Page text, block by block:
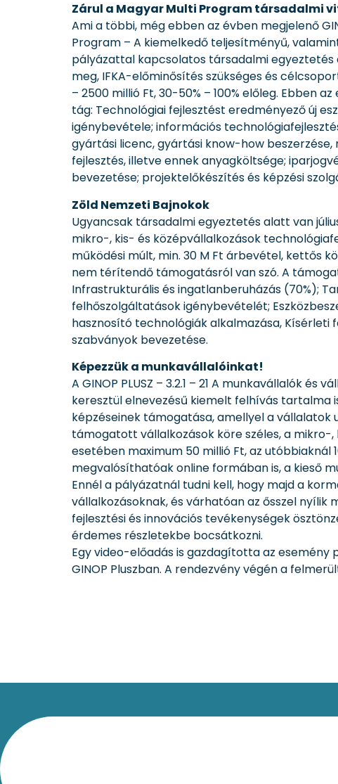
Zárul a Magyar Multi Program társadalmi
Ami a többi, még ebben az évben megjelenő
Program – A kiemelkedő teljesítményű,
pályázattal kapcsolatos társadalmi egyeztetés
meg, IFKA-előminősítés szükséges és
– 2500 millió Ft, 30-50% – 100% előleg. Ebben
tág: Technológiai fejlesztést eredményező új
igénybevétele; információs
gyártási licenc, gyártási know-how
fejlesztés, illetve ennek anyagköltsége;
bevezetése; projektelőkészítés és képzési
Zöld Nemzeti Bajnokok
Ugyancsak társadalmi egyeztetés alatt van július
mikro-, kis- és középvállalkozások
működési múlt, min. 30 M Ft árbevétel, kettős
nem térítendő támogatásról van szó. A
Infrastrukturális és ingatlanberuházás (70%);
felhőszolgáltatások igénybevételét;
hasznosító technológiák alkalmazása,
szabványok bevezetése.
Képezzük a munkavállalóinkat!
A GINOP PLUSZ – 3.2.1 – 21 A munkavállalók
keresztül elnevezésű kiemelt felhívás tartalma
képzéseinek támogatása, amellyel a
támogatott vállalkozások köre széles, a mikro-
esetében maximum 50 millió Ft, az utóbbiaknál
megvalósíthatóak online formában is, a kieső
Ennél a pályázatnál tudni kell, hogy majd a
vállalkozásoknak, és várhatóan az ősszel nyílik
fejlesztési és innovációs tevékenységek
érdemes részletekbe bocsátkozni.
Egy video-előadás is gazdagította az
GINOP Pluszban. A rendezvény végén a